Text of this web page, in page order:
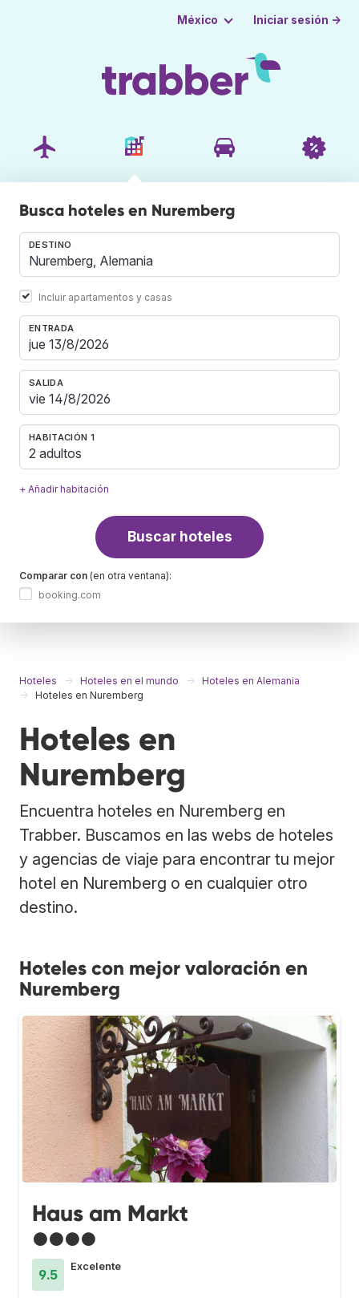
México Iniciar sesión →
Busca hoteles en Nuremberg
DESTINO
Incluir apartamentos y casas
ENTRADA
SALIDA
HABITACIÓN 1
2 adultos
+ Añadir habitación
Buscar hoteles
Comparar con (en otra ventana):
booking.com
Hoteles Hoteles en el mundo
Hoteles en Alemania
Hoteles en Nuremberg
Hoteles en
Nuremberg
Encuentra hoteles en Nuremberg en
Trabber. Buscamos en las webs de hoteles
y agencias de viaje para encontrar tu mejor
hotel en Nuremberg o en cualquier otro
destino.
Hoteles con mejor valoración en
Nuremberg
Haus am Markt
●●●●
9.5
Excelente